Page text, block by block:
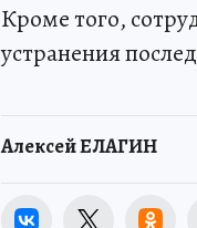
Кроме того,
устранения
Алексей ЕЛАГИН